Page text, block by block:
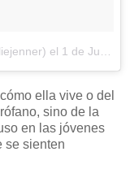
el 1 de Jun de 2017 a la(s) 1:06 PDT
ella vive o del
sino de la
en las jóvenes
se sienten